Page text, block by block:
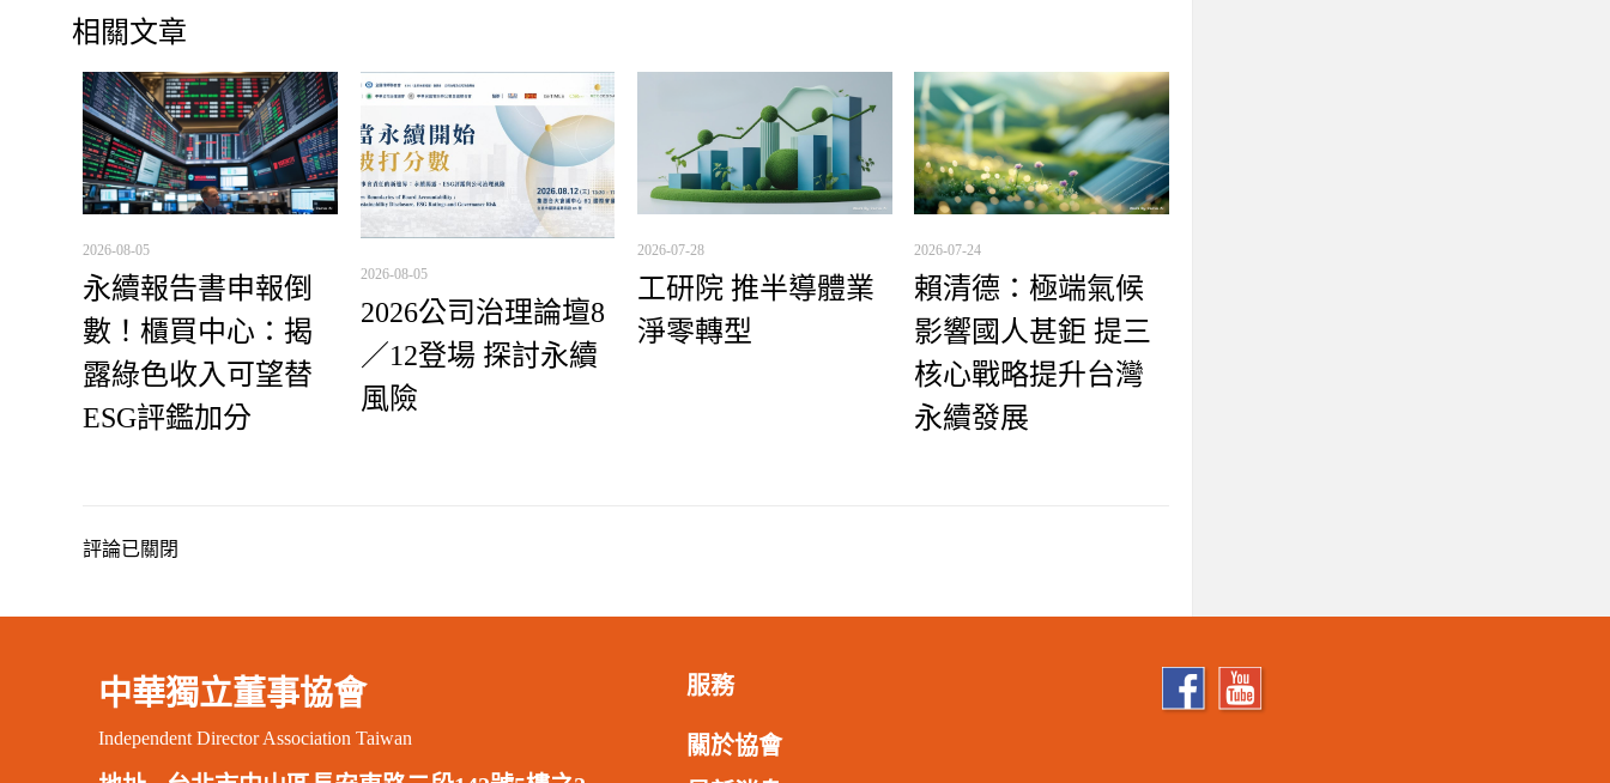
相關文章
2026-08-05
永續報告書申報倒
數！櫃買中心：揭
露綠色收入可望替
ESG評鑑加分
2026-08-05
2026公司治理論壇8
／12登場 探討永續
風險
2026-07-28
工研院 推半導體業
淨零轉型
2026-07-24
賴清德：極端氣候
影響國人甚鉅 提三
核心戰略提升台灣
永續發展
評論已關閉
中華獨立董事協會
Independent Director Association Taiwan
服務
關於協會